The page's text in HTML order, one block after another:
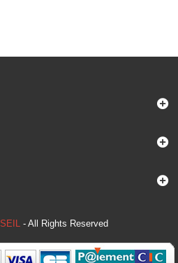
- All Rights Reserved